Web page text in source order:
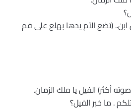
(تضع الأم يدها بهلع على فم
أكثر) الفيل يا ملك الزمان.
. ما خبر الفيل؟